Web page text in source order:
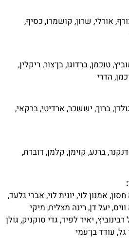
אורלי, שרון, קושמרו, כסיף,
טוכמן, ברדוגו, בן־צור, ריקלין,
הדרי
ברוך, יששכר, ארדיטי, ברקאי,
ברנע, קוימן, קלמן, דוברת,
אמנון לוי, יונית לוי, אברי גלעד,
יעל דן, רינה מצליח, מיקי
יאיר לפיד, גדי סוקניק, גולן
עודד בן־עמי